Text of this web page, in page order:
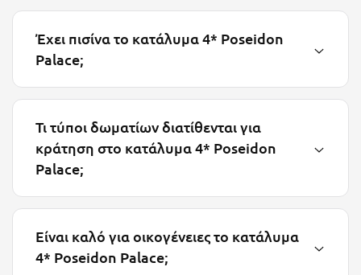
Ξυλόκαστρο
Ορεινή Αρκαδία
Ορεινή Ναυπακτία
Πάλαιρος
Παξοί
Έχει πισίνα το κατάλυμα 4* Poseidon
Palace;
Τι τύποι δωματίων διατίθενται για
κράτηση στο κατάλυμα 4* Poseidon
Palace;
Είναι καλό για οικογένειες το κατάλυμα
4* Poseidon Palace;